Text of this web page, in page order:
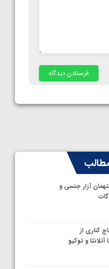
آزار جنسی و
کناری از
و توکیو